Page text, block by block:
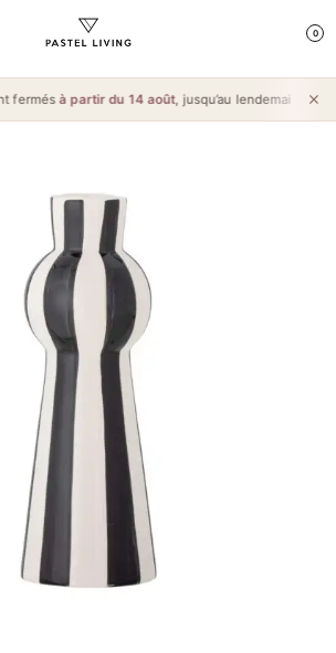
0
fermésà partir du 14 août, jusqu’au lendemain de l’